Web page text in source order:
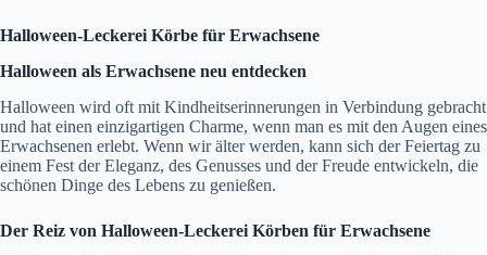
Halloween-Leckerei Körbe für Erwachsene
Halloween als Erwachsene neu entdecken
Halloween wird oft mit Kindheitserinnerungen in Verbindung gebracht
und hat einen einzigartigen Charme, wenn man es mit den Augen eines
Erwachsenen erlebt. Wenn wir älter werden, kann sich der Feiertag zu
einem Fest der Eleganz, des Genusses und der Freude entwickeln, die
schönen Dinge des Lebens zu genießen.
Der Reiz von Halloween-Leckerei Körben für Erwachsene